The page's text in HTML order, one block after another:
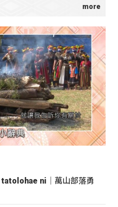
tatolohae ni｜萬山部落勇